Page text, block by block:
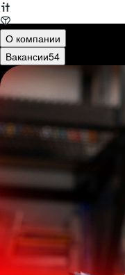
О компании
Вакансии54